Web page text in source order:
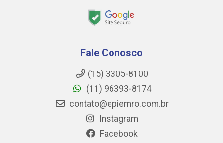
Fale Conosco
(15) 3305-8100
(11) 96393-8174
contato@epiemro.com.br
Instagram
Facebook